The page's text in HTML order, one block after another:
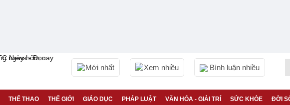
Mới nhất Xem nhiều Bình luận nhiều
THỂ THAO THẾ GIỚI GIÁO DỤC PHÁP LUẬT VĂN HÓA - GIẢI TRÍ SỨC KHỎE ĐỜI